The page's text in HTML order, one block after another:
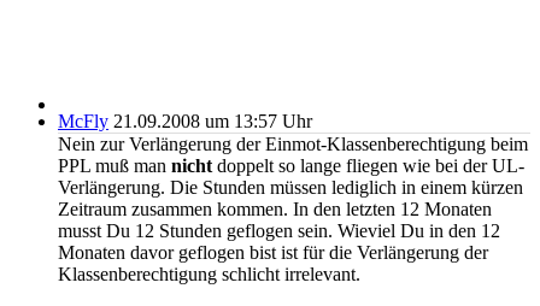
McFly 21.09.2008 um 13:57 Uhr
Nein zur Verlängerung der Einmot-Klassenberechtigung beim
PPL muß man nicht doppelt so lange fliegen wie bei der UL-
Verlängerung. Die Stunden müssen lediglich in einem kürzen
Zeitraum zusammen kommen. In den letzten 12 Monaten
musst Du 12 Stunden geflogen sein. Wieviel Du in den 12
Monaten davor geflogen bist ist für die Verlängerung der
Klassenberechtigung schlicht irrelevant.